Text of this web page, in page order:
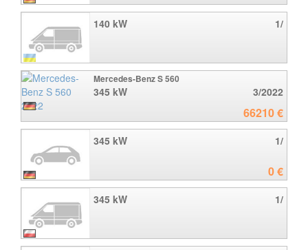
140 kW 1/
Mercedes-Benz S 560
345 kW 3/2022
66210 €
345 kW 1/
0 €
345 kW 1/